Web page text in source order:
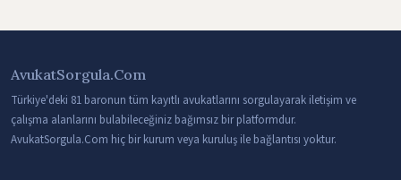
AvukatSorgula.Com
Türkiye'deki 81 baronun tüm kayıtlı avukatlarını sorgulayarak iletişim ve
çalışma alanlarını bulabileceğiniz bağımsız bir platformdur.
AvukatSorgula.Com hiç bir kurum veya kuruluş ile bağlantısı yoktur.